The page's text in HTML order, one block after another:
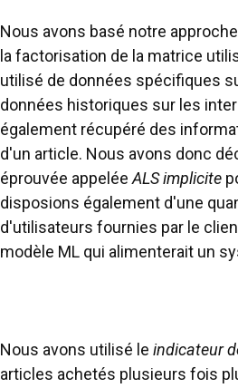
Nous avons basé notre
la factorisation de la matrice
utilisé de données spécifiques
données historiques sur les
également récupéré des
d'un article. Nous avons donc
éprouvée appelée ALS implicite
disposions également d'une
d'utilisateurs fournies par le
modèle ML qui alimenterait un
Nous avons utilisé le indicateur
articles achetés plusieurs fois